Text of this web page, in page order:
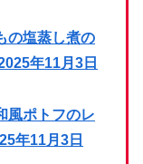
の塩蒸し煮の
年11月3日
風ポトフのレ
年11月3日